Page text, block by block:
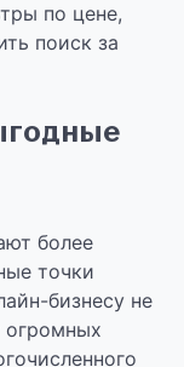
по цене,
поиск за
более
точки
бизнесу не
огромных